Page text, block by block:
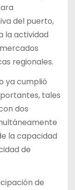
del puerto,
la actividad
regionales.
ya cumplió
tales
dos
la capacidad
de
de